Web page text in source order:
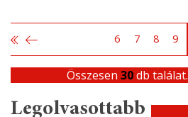
6 7 8 9
Összesen 30db találat.
Legolvasottabb